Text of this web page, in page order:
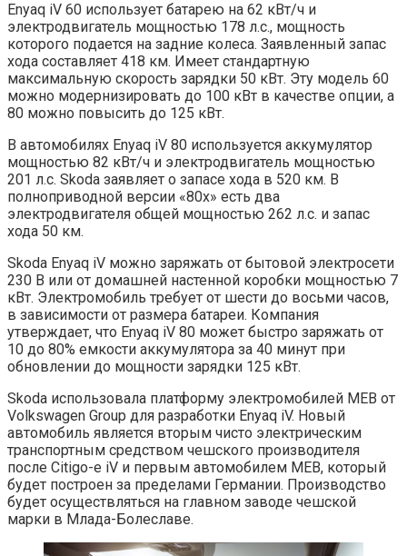
Enyaq iV 60 использует батарею на 62 кВт/ч и
электродвигатель мощностью 178 л.с., мощность
которого подается на задние колеса. Заявленный запас
хода составляет 418 км. Имеет стандартную
максимальную скорость зарядки 50 кВт. Эту модель 60
можно модернизировать до 100 кВт в качестве опции, а
80 можно повысить до 125 кВт.
В автомобилях Enyaq iV 80 используется аккумулятор
мощностью 82 кВт/ч и электродвигатель мощностью
201 л.с. Skoda заявляет о запасе хода в 520 км. В
полноприводной версии «80x» есть два
электродвигателя общей мощностью 262 л.с. и запас
хода 50 км.
Skoda Enyaq iV можно заряжать от бытовой электросети
230 В или от домашней настенной коробки мощностью 7
кВт. Электромобиль требует от шести до восьми часов,
в зависимости от размера батареи. Компания
утверждает, что Enyaq iV 80 может быстро заряжать от
10 до 80% емкости аккумулятора за 40 минут при
обновлении до мощности зарядки 125 кВт.
Skoda использовала платформу электромобилей MEB от
Volkswagen Group для разработки Enyaq iV. Новый
автомобиль является вторым чисто электрическим
транспортным средством чешского производителя
после Citigo-e iV и первым автомобилем MEB, который
будет построен за пределами Германии. Производство
будет осуществляться на главном заводе чешской
марки в Млада-Болеславе.